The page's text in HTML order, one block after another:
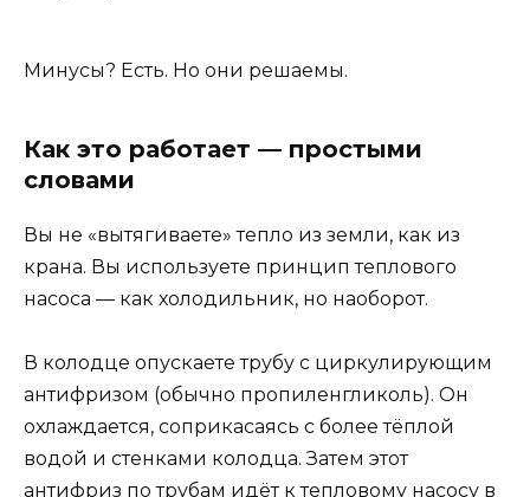
Минусы? Есть. Но они решаемы.
Как это работает — простыми
словами
Вы не «вытягиваете» тепло из земли, как из
крана. Вы используете принцип теплового
насоса — как холодильник, но наоборот.
В колодце опускаете трубу с циркулирующим
антифризом (обычно пропиленгликоль). Он
охлаждается, соприкасаясь с более тёплой
водой и стенками колодца. Затем этот
антифриз по трубам идёт к тепловому насосу в